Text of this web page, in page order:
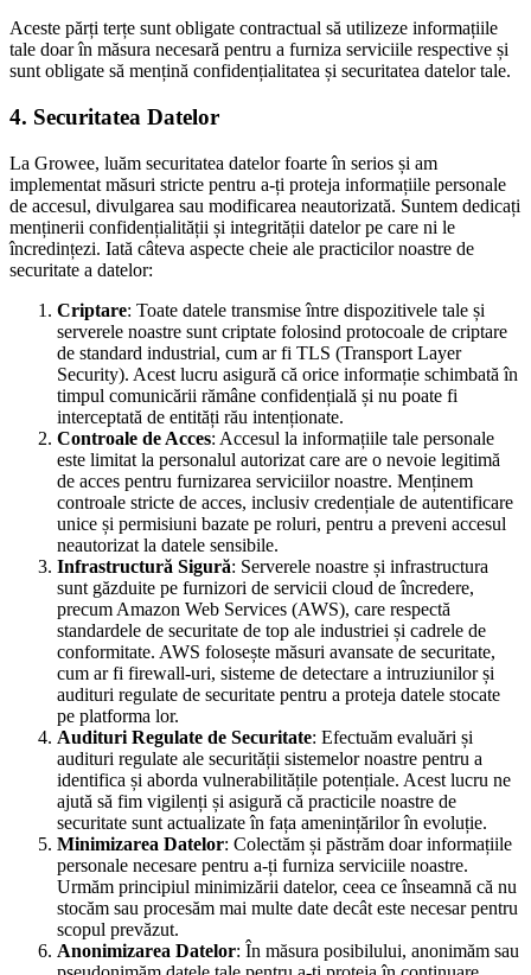
Aceste părți terțe sunt obligate contractual să utilizeze informațiile
tale doar în măsura necesară pentru a furniza serviciile respective și
sunt obligate să mențină confidențialitatea și securitatea datelor tale.
4. Securitatea Datelor
La Growee, luăm securitatea datelor foarte în serios și am
implementat măsuri stricte pentru a-ți proteja informațiile personale
de accesul, divulgarea sau modificarea neautorizată. Suntem dedicați
menținerii confidențialității și integrității datelor pe care ni le
încredințezi. Iată câteva aspecte cheie ale practicilor noastre de
securitate a datelor:
Criptare: Toate datele transmise între dispozitivele tale și
serverele noastre sunt criptate folosind protocoale de criptare
de standard industrial, cum ar fi TLS (Transport Layer
Security). Acest lucru asigură că orice informație schimbată în
timpul comunicării rămâne confidențială și nu poate fi
interceptată de entități rău intenționate.
Controale de Acces: Accesul la informațiile tale personale
este limitat la personalul autorizat care are o nevoie legitimă
de acces pentru furnizarea serviciilor noastre. Menținem
controale stricte de acces, inclusiv credențiale de autentificare
unice și permisiuni bazate pe roluri, pentru a preveni accesul
neautorizat la datele sensibile.
Infrastructură Sigură: Serverele noastre și infrastructura
sunt găzduite pe furnizori de servicii cloud de încredere,
precum Amazon Web Services (AWS), care respectă
standardele de securitate de top ale industriei și cadrele de
conformitate. AWS folosește măsuri avansate de securitate,
cum ar fi firewall-uri, sisteme de detectare a intruziunilor și
audituri regulate de securitate pentru a proteja datele stocate
pe platforma lor.
Audituri Regulate de Securitate: Efectuăm evaluări și
audituri regulate ale securității sistemelor noastre pentru a
identifica și aborda vulnerabilitățile potențiale. Acest lucru ne
ajută să fim vigilenți și asigură că practicile noastre de
securitate sunt actualizate în fața amenințărilor în evoluție.
Minimizarea Datelor: Colectăm și păstrăm doar informațiile
personale necesare pentru a-ți furniza serviciile noastre.
Urmăm principiul minimizării datelor, ceea ce înseamnă că nu
stocăm sau procesăm mai multe date decât este necesar pentru
scopul prevăzut.
Anonimizarea Datelor: În măsura posibilului, anonimăm sau